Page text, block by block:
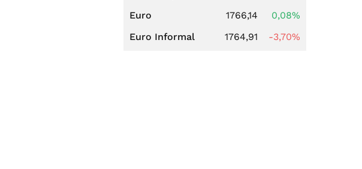
Euro
1766,14
0,08%
Euro Informal
1764,91 -3,70%